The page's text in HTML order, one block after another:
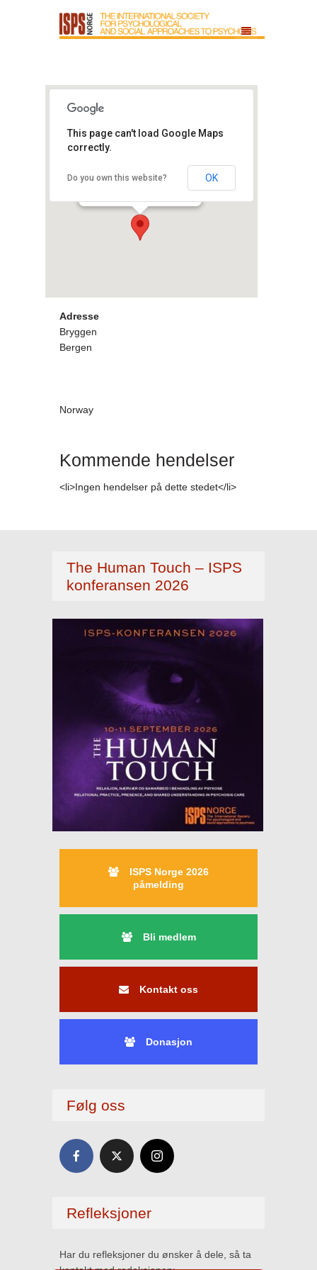
Royal Radisson
Blue Bryggen
Bergen
Bryggen - Bergen
This page can't load Google Maps
correctly.
Do you own this website? OK
Adresse
Bryggen
Bergen
Norway
Kommende hendelser
<li>Ingen hendelser på dette stedet</li>
The Human Touch – ISPS
konferansen 2026
ISPS Norge 2026
påmelding
Bli medlem
Kontakt oss
Donasjon
Følg oss
Refleksjoner
Har du refleksjoner du ønsker å dele, så ta